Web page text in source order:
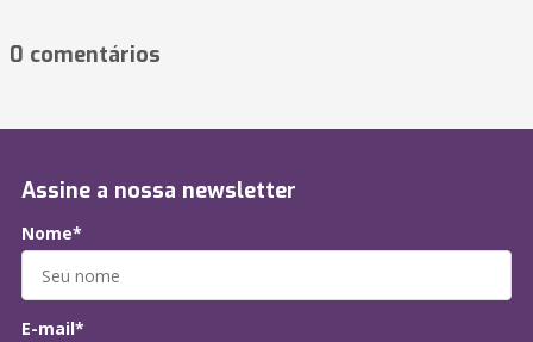
0 comentários
Assine a nossa newsletter
Nome*
E-mail*